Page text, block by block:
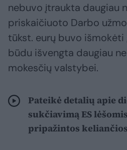
nebuvo įtraukta daugiau
priskaičiuoto Darbo
tūkst. eurų buvo išmokėti
būdu išvengta daugiau
mokesčių valstybei.
Pateikė detalių apie
sukčiavimą ES
pripažintos